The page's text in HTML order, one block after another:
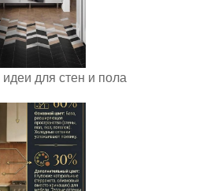
для стен и пола